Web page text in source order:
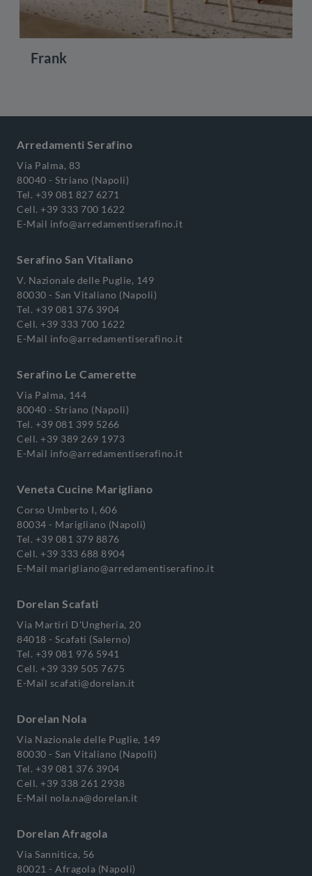
Frank
Arredamenti Serafino
Via Palma, 83
80040 - Striano (Napoli)
Tel. +39 081 827 6271
Cell. +39 333 700 1622
E-Mail info@arredamentiserafino.it
Serafino San Vitaliano
V. Nazionale delle Puglie, 149
80030 - San Vitaliano (Napoli)
Tel. +39 081 376 3904
Cell. +39 333 700 1622
E-Mail info@arredamentiserafino.it
Serafino Le Camerette
Via Palma, 144
80040 - Striano (Napoli)
Tel. +39 081 399 5266
Cell. +39 389 269 1973
E-Mail info@arredamentiserafino.it
Veneta Cucine Marigliano
Corso Umberto I, 606
80034 - Marigliano (Napoli)
Tel. +39 081 379 8876
Cell. +39 333 688 8904
E-Mail marigliano@arredamentiserafino.it
Dorelan Scafati
Via Martiri D'Ungheria, 20
84018 - Scafati (Salerno)
Tel. +39 081 976 5941
Cell. +39 339 505 7675
E-Mail scafati@dorelan.it
Dorelan Nola
Via Nazionale delle Puglie, 149
80030 - San Vitaliano (Napoli)
Tel. +39 081 376 3904
Cell. +39 338 261 2938
E-Mail nola.na@dorelan.it
Dorelan Afragola
Via Sannitica, 56
80021 - Afragola (Napoli)